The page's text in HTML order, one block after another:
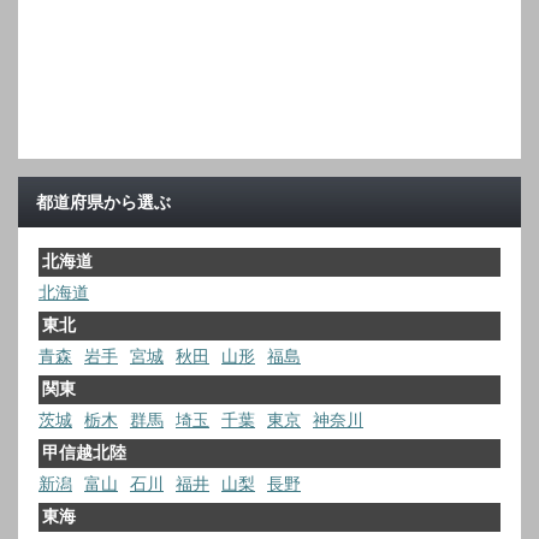
都道府県から選ぶ
北海道
北海道
東北
青森
岩手 宮城 秋田 山形
福島
関東
茨城
栃木 群馬 埼玉 千葉 東京
神奈川
甲信越北陸
新潟
富山 石川 福井 山梨
長野
東海